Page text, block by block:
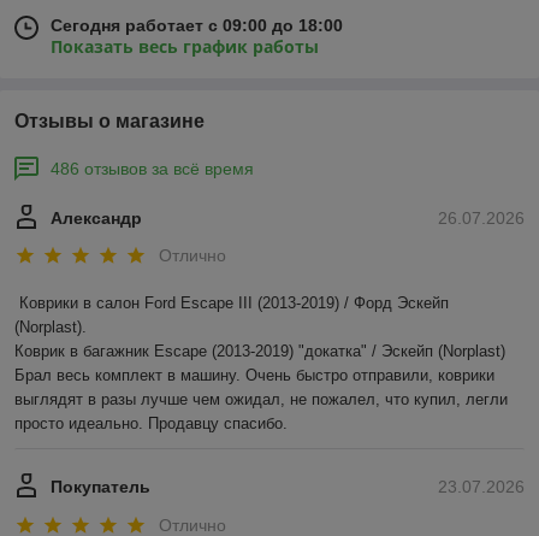
Сегодня работает с 09:00 до 18:00
Показать весь график работы
Отзывы о магазине
486 отзывов за всё время
26.07.2026
Александр
Отлично
Коврики в салон Ford Escape III (2013-2019) / Форд Эскейп
(Norplast).
Коврик в багажник Escape (2013-2019) "докатка" / Эскейп (Norplast)
Брал весь комплект в машину. Очень быстро отправили, коврики
выглядят в разы лучше чем ожидал, не пожалел, что купил, легли
просто идеально. Продавцу спасибо.
23.07.2026
Покупатель
Отлично